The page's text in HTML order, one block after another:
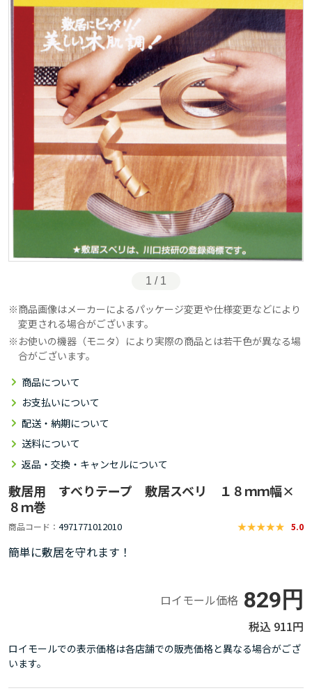
1 / 1
商品画像はメーカーによるパッケージ変更や仕様変更などにより
変更される場合がございます。
お使いの機器（モニタ）により実際の商品とは若干色が異なる場
合がございます。
商品について
お支払いについて
配送・納期について
送料について
返品・交換・キャンセルについて
敷居用 すべりテープ 敷居スベリ １８ｍｍ幅×
８ｍ巻
商品コード 4971771012010 5.0
簡単に敷居を守れます！
ロイモール価格 829円
911円
ロイモールでの表示価格は各店舗での販売価格と異なる場合がござ
います。